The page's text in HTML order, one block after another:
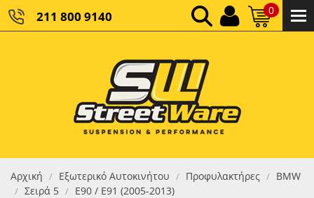
211 800 9140 0
ΚΑΘΑΡΌ ΣΎΝΟΛΟ:
ΤΕΛΙΚΌ ΣΎΝΟΛΟ:0,00 €
Αρχική / Εξωτερικό Αυτοκινήτου / Προφυλακτήρες / BMW
/ Σειρά 5 / Ε90 / Ε91 (2005-2013)